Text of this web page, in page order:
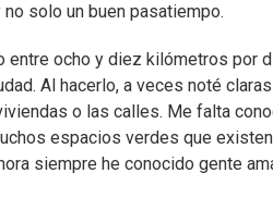
solo un buen pasatiempo.
entre ocho y diez kilómetros
Al hacerlo, a veces noté
o las calles. Me falta
espacios verdes que
siempre he conocido gente